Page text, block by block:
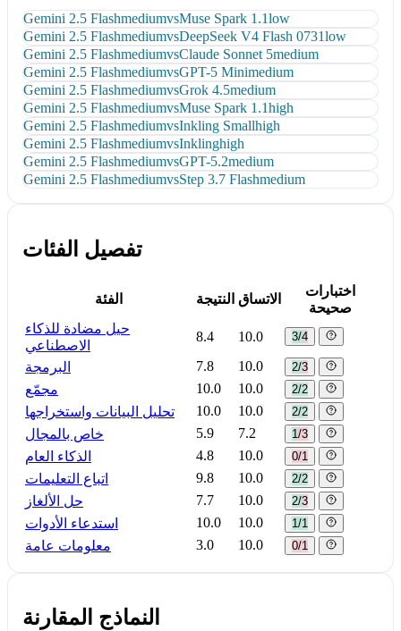
Gemini 2.5 FlashmediumvsMuse Spark 1.1low
Gemini 2.5 FlashmediumvsDeepSeek V4 Flash 0731low
Gemini 2.5 FlashmediumvsClaude Sonnet 5medium
Gemini 2.5 FlashmediumvsGPT-5 Minimedium
Gemini 2.5 FlashmediumvsGrok 4.5medium
Gemini 2.5 FlashmediumvsMuse Spark 1.1high
Gemini 2.5 FlashmediumvsInkling Smallhigh
Gemini 2.5 FlashmediumvsInklinghigh
Gemini 2.5 FlashmediumvsGPT-5.2medium
Gemini 2.5 FlashmediumvsStep 3.7 Flashmedium
تفصيل الفئات
الفئة النتيجة الاتساق
اختبارات
صحيحة
حيل مضادة للذكاء
الاصطناعي
8.4 10.0 3/4
البرمجة 7.8 10.0 2/3
مجمّع 10.0 10.0 2/2
تحليل البيانات واستخراجها 10.0 10.0 2/2
خاص بالمجال 5.9 7.2 1/3
الذكاء العام 4.8 10.0 0/1
اتباع التعليمات 9.8 10.0 2/2
حل الألغاز 7.7 10.0 2/3
استدعاء الأدوات 10.0 10.0 1/1
معلومات عامة 3.0 10.0 0/1
النماذج المقارنة